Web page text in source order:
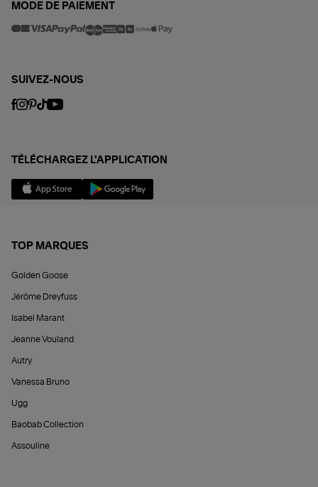
MODE DE PAIEMENT
SUIVEZ-NOUS
TÉLÉCHARGEZ L'APPLICATION
TOP MARQUES
Golden Goose
Jérôme Dreyfuss
Isabel Marant
Jeanne Vouland
Autry
Vanessa Bruno
Ugg
Baobab Collection
Assouline